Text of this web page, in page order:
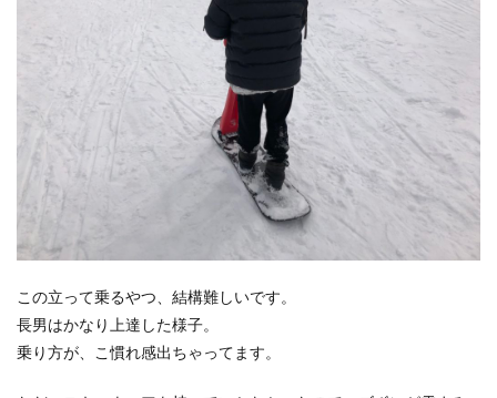
この立って乗るやつ、結構難しいです。
長男はかなり上達した様子。
乗り方が、こ慣れ感出ちゃってます。